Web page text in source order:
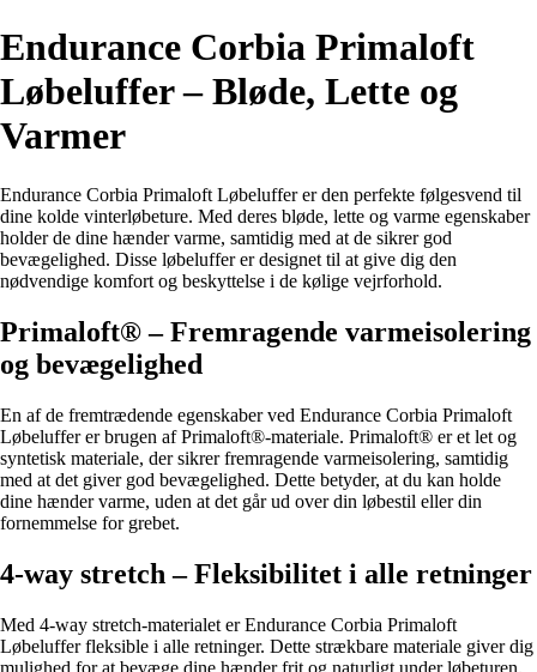
Endurance Corbia Primaloft
Løbeluffer – Bløde, Lette og
Varmer
Endurance Corbia Primaloft Løbeluffer er den perfekte følgesvend til
dine kolde vinterløbeture. Med deres bløde, lette og varme egenskaber
holder de dine hænder varme, samtidig med at de sikrer god
bevægelighed. Disse løbeluffer er designet til at give dig den
nødvendige komfort og beskyttelse i de kølige vejrforhold.
Primaloft® – Fremragende varmeisolering
og bevægelighed
En af de fremtrædende egenskaber ved Endurance Corbia Primaloft
Løbeluffer er brugen af Primaloft®-materiale. Primaloft® er et let og
syntetisk materiale, der sikrer fremragende varmeisolering, samtidig
med at det giver god bevægelighed. Dette betyder, at du kan holde
dine hænder varme, uden at det går ud over din løbestil eller din
fornemmelse for grebet.
4-way stretch – Fleksibilitet i alle retninger
Med 4-way stretch-materialet er Endurance Corbia Primaloft
Løbeluffer fleksible i alle retninger. Dette strækbare materiale giver dig
mulighed for at bevæge dine hænder frit og naturligt under løbeturen.